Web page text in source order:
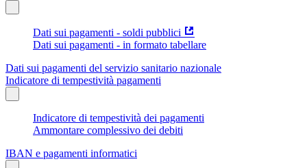
Dati sui pagamenti - soldi pubblici
Dati sui pagamenti - in formato tabellare
Dati sui pagamenti del servizio sanitario nazionale
Indicatore di tempestività pagamenti
Indicatore di tempestività dei pagamenti
Ammontare complessivo dei debiti
IBAN e pagamenti informatici